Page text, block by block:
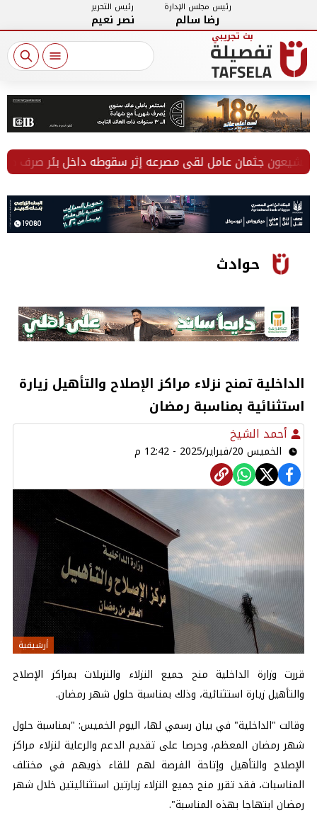
رئيس مجلس الإدارة
رضا سالم
رئيس التحرير
نصر نعيم
جثمان عامل لقي مصرعه إثر سقوطه داخل بئر صرف صحي
حوادث
الداخلية تمنح نزلاء مراكز الإصلاح والتأهيل زيارة
استثنائية بمناسبة رمضان
أحمد الشيخ
الخميس 20/فبراير/2025 - 12:42 م
أرشيفية
قررت وزارة الداخلية منح جميع النزلاء والنزيلات بمراكز الإصلاح
والتأهيل زيارة استثنائية، وذلك بمناسبة حلول شهر رمضان.
وقالت "الداخلية" في بيان رسمي لها، اليوم الخميس: "بمناسبة حلول
شهر رمضان المعظم، وحرصا على تقديم الدعم والرعاية لنزلاء مراكز
الإصلاح والتأهيل وإتاحة الفرصة لهم للقاء ذويهم في مختلف
المناسبات، فقد تقرر منح جميع النزلاء زيارتين استثنائيتين خلال شهر
رمضان ابتهاجا بهذه المناسبة".